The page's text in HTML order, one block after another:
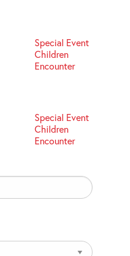
Special Event
Children
Encounter
Special Event
Children
Encounter